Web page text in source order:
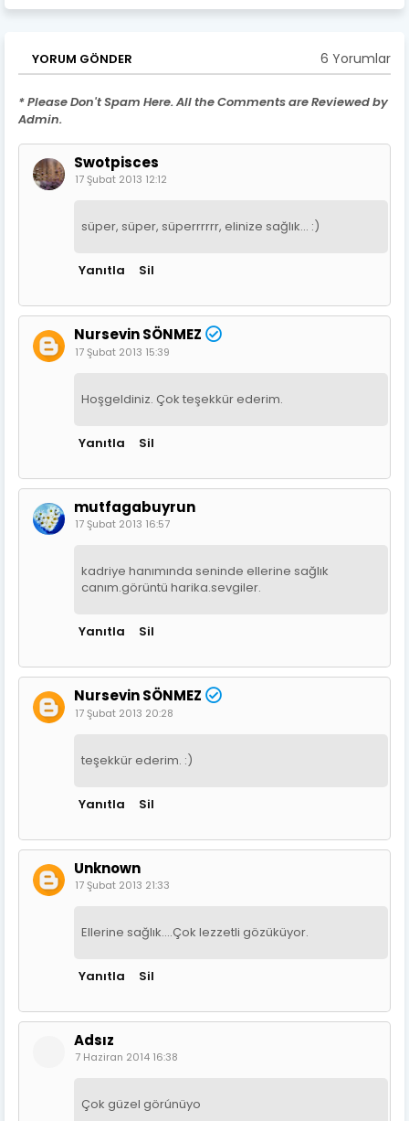
YORUM GÖNDER 6 Yorumlar
* Please Don't Spam Here. All the Comments are Reviewed by
Admin.
Swotpisces
17 Şubat 2013 12:12
süper, süper, süperrrrrr, elinize sağlık... :)
Yanıtla Sil
Nursevin SÖNMEZ
17 Şubat 2013 15:39
Hoşgeldiniz. Çok teşekkür ederim.
Yanıtla Sil
mutfagabuyrun
17 Şubat 2013 16:57
kadriye hanımında seninde ellerine sağlık
canım.görüntü harika.sevgiler.
Yanıtla Sil
Nursevin SÖNMEZ
17 Şubat 2013 20:28
teşekkür ederim. :)
Yanıtla Sil
Unknown
17 Şubat 2013 21:33
Ellerine sağlık....Çok lezzetli gözüküyor.
Yanıtla Sil
Adsız
7 Haziran 2014 16:38
Çok güzel görúnüyo